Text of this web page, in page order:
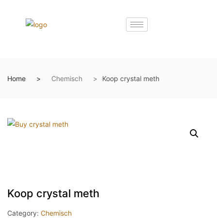
Home Chemisch Koop crystal meth
Koop crystal meth
Category: Chemisch